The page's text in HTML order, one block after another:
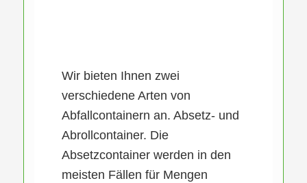
Wir bieten Ihnen zwei
verschiedene Arten von
Abfallcontainern an. Absetz- und
Abrollcontainer. Die
Absetzcontainer werden in den
meisten Fällen für Mengen